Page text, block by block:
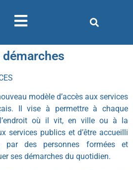
démarches
modèle d’accès aux services
Il vise à permettre à chaque
où il vit, en ville ou à la
services publics et d’être accueilli
des personnes formées et
ses démarches du quotidien.